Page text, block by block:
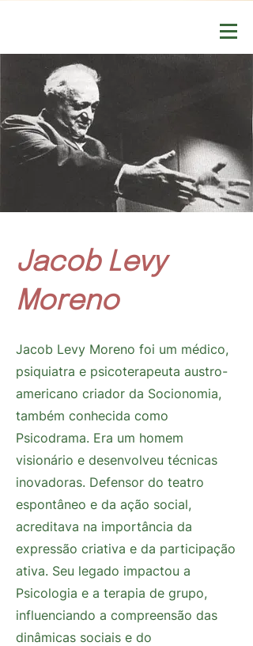
Jacob Levy
Moreno
Jacob Levy Moreno foi um médico,
psiquiatra e psicoterapeuta austro-
americano criador da Socionomia,
também conhecida como
Psicodrama. Era um homem
visionário e desenvolveu técnicas
inovadoras. Defensor do teatro
espontâneo e da ação social,
acreditava na importância da
expressão criativa e da participação
ativa. Seu legado impactou a
Psicologia e a terapia de grupo,
influenciando a compreensão das
dinâmicas sociais e do